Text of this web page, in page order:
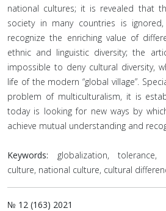
national cultures; it is revealed that
society in many countries is
recognize the enriching value of
ethnic and linguistic diversity; the
impossible to deny cultural diversity,
life of the modern “global village”.
problem of multiculturalism, it is
today is looking for new ways by
achieve mutual understanding and
Keywords: globalization, tolerance,
culture, national culture, cultural
№ 12 (163) 2021